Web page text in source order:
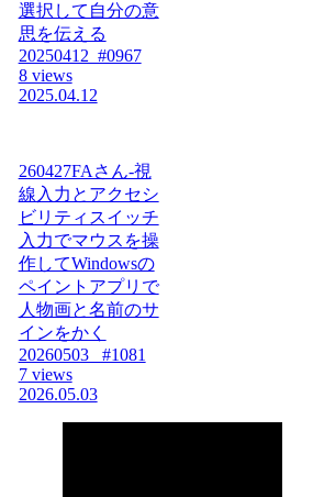
選択して自分の意
思を伝える
20250412_#0967
8 views
2025.04.12
260427FAさん-視
線入力とアクセシ
ビリティスイッチ
入力でマウスを操
作してWindowsの
ペイントアプリで
人物画と名前のサ
インをかく
20260503_ #1081
7 views
2026.05.03